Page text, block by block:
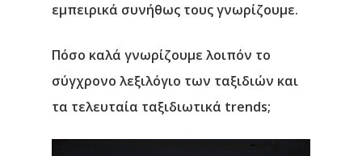
εμπειρικά συνήθως τους γνωρίζουμε.
Πόσο καλά γνωρίζουμε λοιπόν το
σύγχρονο λεξιλόγιο των ταξιδιών και
τα τελευταία ταξιδιωτικά trends;